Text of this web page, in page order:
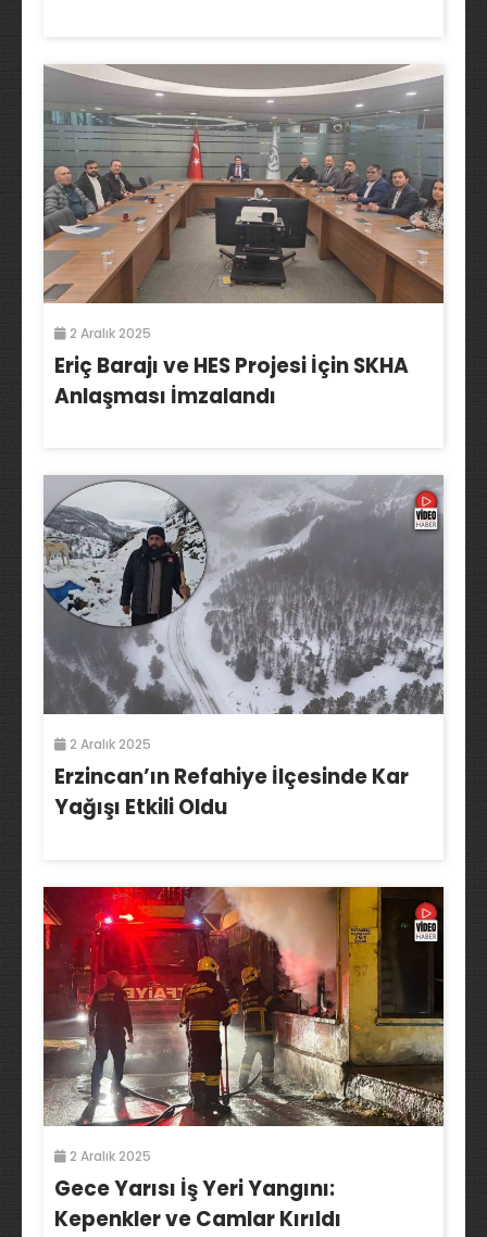
2 Aralık 2025
Eriç Barajı ve HES Projesi İçin SKHA
Anlaşması İmzalandı
2 Aralık 2025
Erzincan’ın Refahiye İlçesinde Kar
Yağışı Etkili Oldu
2 Aralık 2025
Gece Yarısı İş Yeri Yangını:
Kepenkler ve Camlar Kırıldı